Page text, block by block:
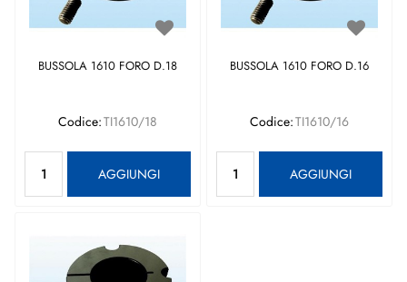
BUSSOLA 1610 FORO D.18
Codice:TI1610/18
AGGIUNGI
BUSSOLA 1610 FORO D.16
Codice:TI1610/16
AGGIUNGI